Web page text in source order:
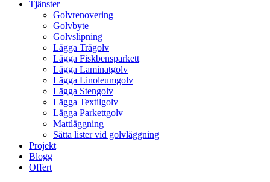
Tjänster
Golvrenovering
Golvbyte
Golvslipning
Lägga Trägolv
Lägga Fiskbensparkett
Lägga Laminatgolv
Lägga Linoleumgolv
Lägga Stengolv
Lägga Textilgolv
Lägga Parkettgolv
Mattläggning
Sätta lister vid golvläggning
Projekt
Blogg
Offert